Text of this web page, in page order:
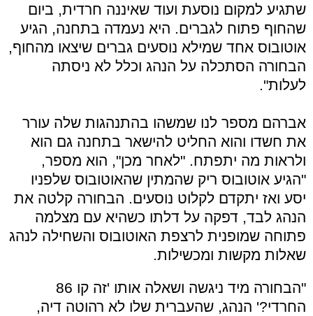
שתגיע למקום נוסעת ועוד שאיננה חרדית, ביום
שהחוף פתוח לגברים. היא נעמדה בתחנה, הגיע
אוטובוס אחד שמילא נוסעים גברים שיצאו מהחוף,
הבחורה הסתכלה על הנהג וכלל לא ניסתה
לעלות".
אברהם מספר לנו שמשהו בהתנהגות שלה עורר
את חשדו והוא החליט להישאר בתחנה גם הוא
ולראות מה יתפתח. "לאחר מכן", הוא מספר,
"הגיע אוטובוס ריק שהמתין שהאוטובוס שלפניו
יסע ואז יתקדם לקלוט נוסעים. הבחורה קלטה את
הנהג לבד, דפקה על דלתו כשהיא עם מצלמה
פתוחה שמופנית לרצפת האוטובוס והשחילה לנהג
שאלות מקשות ומכשילות.
"הבחורה מיד ניגשה ושאלה אותו 'זה קו 86
החרדי?' הנהג, שהעברית שלו לא רהוטה דיה,